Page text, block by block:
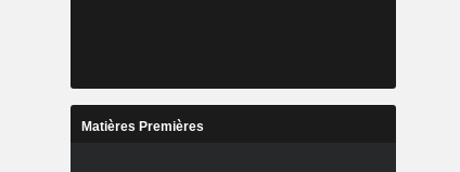
Matières Premières